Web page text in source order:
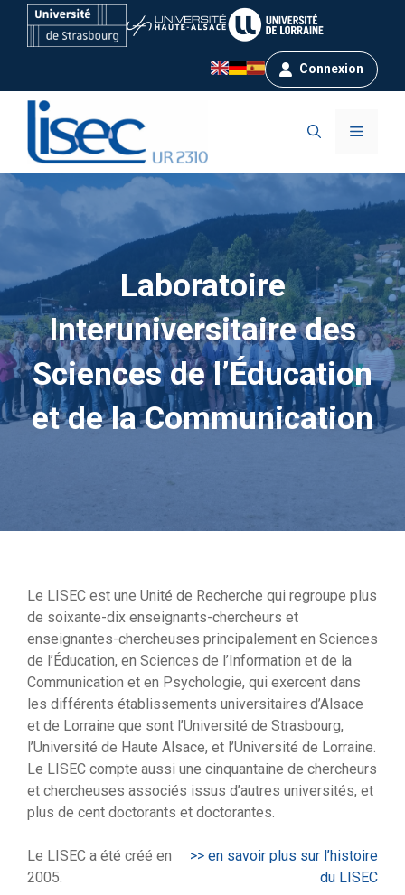
Aller
contenu
Connexion
Menu
Laboratoire
Interuniversitaire des
Sciences de l’Éducation
et de la Communication
Le LISEC est une Unité de Recherche qui regroupe plus
de soixante-dix enseignants-chercheurs et
enseignantes-chercheuses principalement en Sciences
de l’Éducation, en Sciences de l’Information et de la
Communication et en Psychologie, qui exercent dans
les différents établissements universitaires d’Alsace
et de Lorraine que sont l’Université de Strasbourg,
l’Université de Haute Alsace, et l’Université de Lorraine.
Le LISEC compte aussi une cinquantaine de chercheurs
et chercheuses associés issus d’autres universités, et
plus de cent doctorants et doctorantes.
Le LISEC a été créé en
2005.
>> en savoir plus sur l’histoire
du LISEC